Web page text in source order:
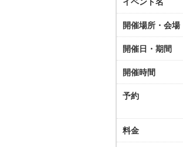
開催場所・会場
開催日・期間
開催時間
予約
料金